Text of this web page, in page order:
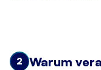
2
Warum